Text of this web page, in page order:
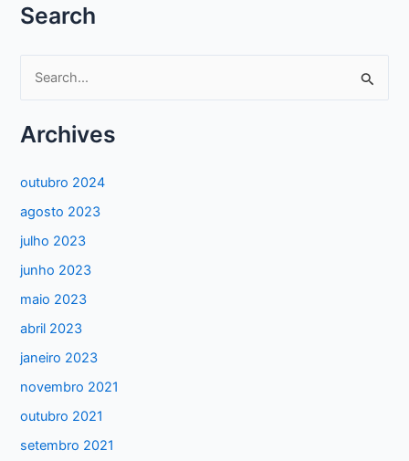
Search
q
a
r
p
o
r
:
Archives
outubro 2024
agosto 2023
julho 2023
junho 2023
maio 2023
abril 2023
janeiro 2023
novembro 2021
outubro 2021
setembro 2021